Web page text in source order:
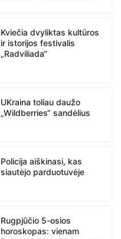
Kviečia dvyliktas kultūros
ir istorijos festivalis
„Radviliada“
UKraina toliau daužo
„Wildberries“ sandėlius
Policija aiškinasi, kas
siautėjo parduotuvėje
Rugpjūčio 5-osios
horoskopas: vienam